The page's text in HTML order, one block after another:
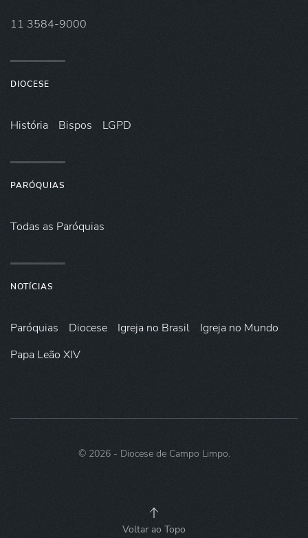
11 3584-9000
DIOCESE
História Bispos LGPD
PARÓQUIAS
Todas as Paróquias
NOTÍCIAS
Paróquias Diocese Igreja no Brasil
Igreja no Mundo
Papa Leão XIV
© 2026- Diocese de Campo Limpo.
Voltar ao Topo